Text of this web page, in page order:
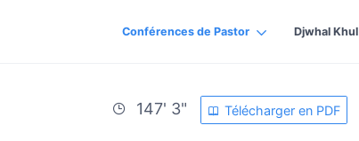
Conférences de Pastor Djwhal Khul
147' 3" Télécharger en PDF